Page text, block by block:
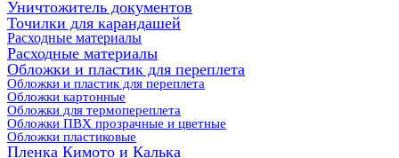
Уничтожитель документов
Точилки для карандашей
Расходные материалы
Расходные материалы
Обложки и пластик для переплета
Обложки и пластик для переплета
Обложки картонные
Обложки для термопереплета
Обложки ПВХ прозрачные и цветные
Обложки пластиковые
Пленка Кимото и Калька